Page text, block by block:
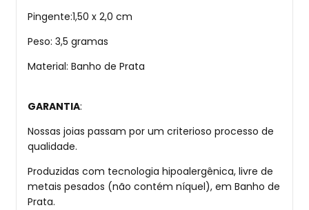
Pingente:1,50 x 2,0 cm
Peso: 3,5 gramas
Material: Banho de Prata
GARANTIA:
Nossas joias passam por um criterioso processo de
qualidade.
Produzidas com tecnologia hipoalergênica, livre de
metais pesados (não contém níquel), em Banho de
Prata.